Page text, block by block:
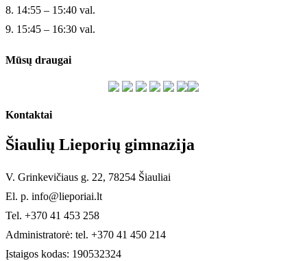
8. 14:55 – 15:40 val.
9. 15:45 – 16:30 val.
Mūsų draugai
Kontaktai
Šiaulių Lieporių gimnazija
V. Grinkevičiaus g. 22, 78254 Šiauliai
El. p. info@lieporiai.lt
Tel. +370 41 453 258
Administratorė: tel. +370 41 450 214
Įstaigos kodas: 190532324